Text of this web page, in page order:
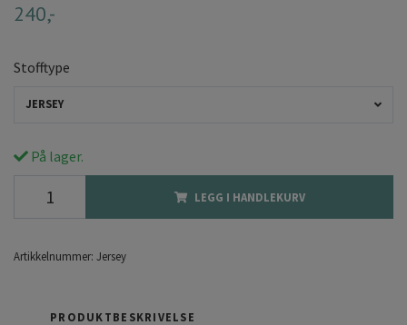
240,-
Stofftype
JERSEY
På lager.
LEGG I HANDLEKURV
Artikkelnummer: Jersey
PRODUKTBESKRIVELSE